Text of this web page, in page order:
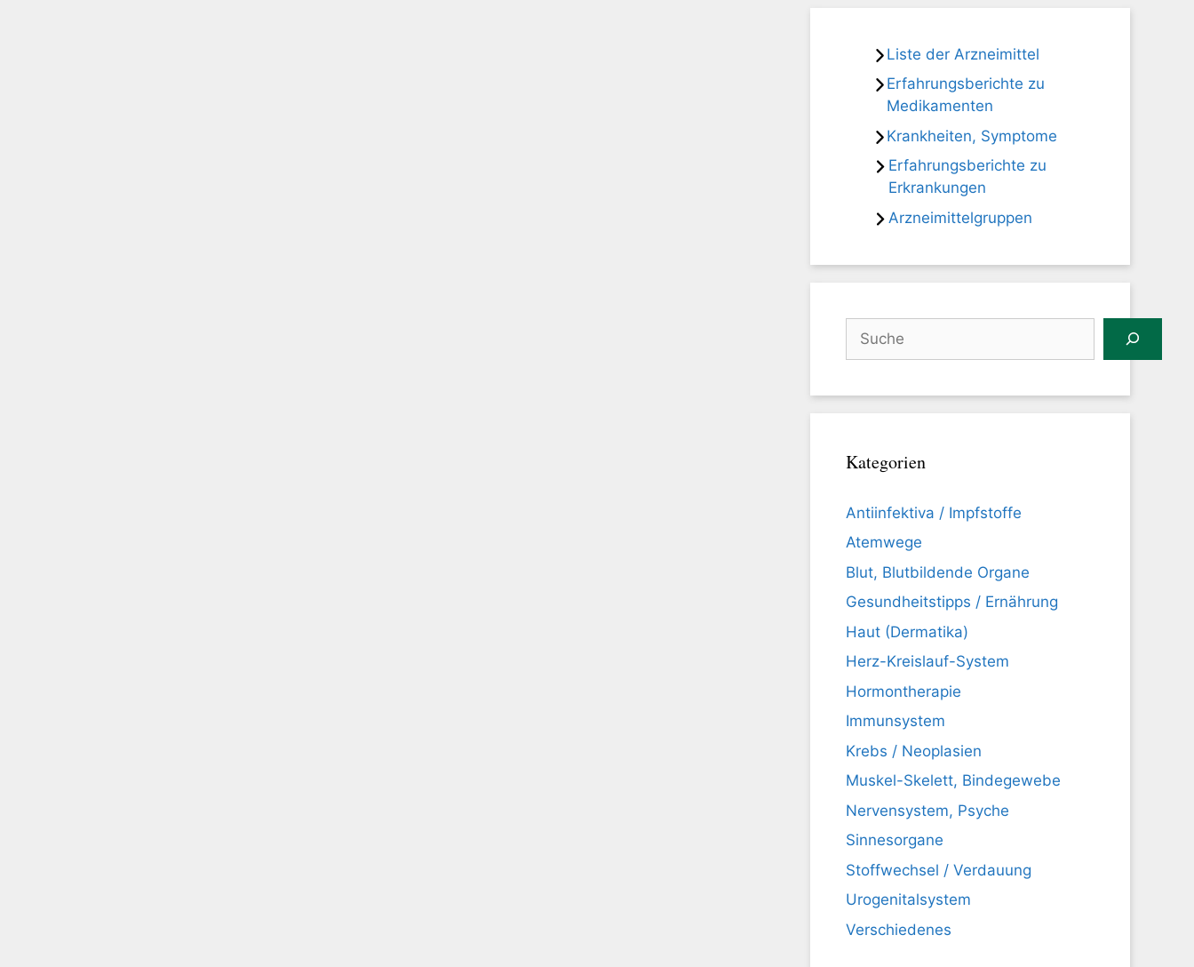
Liste der Arzneimittel
Erfahrungsberichte zu
Medikamenten
Krankheiten, Symptome
Erfahrungsberichte zu
Erkrankungen
Arzneimittelgruppen
Kategorien
Antiinfektiva / Impfstoffe
Atemwege
Blut, Blutbildende Organe
Gesundheitstipps / Ernährung
Haut (Dermatika)
Herz-Kreislauf-System
Hormontherapie
Immunsystem
Krebs / Neoplasien
Muskel-Skelett, Bindegewebe
Nervensystem, Psyche
Sinnesorgane
Stoffwechsel / Verdauung
Urogenitalsystem
Verschiedenes